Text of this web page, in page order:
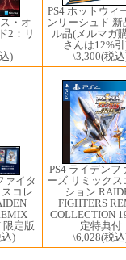
・オ
2：リ
)
PS4 ホットウィ
ンリーシュド 新
ル品(メルマガ
さんは12%
\3,300(税
ァイタ
コレ
限定版
)
PS4 ライデンフ
ーズ リミックス
ション
FIGHTERS
COLLECTION
定特典付
\6,028(税